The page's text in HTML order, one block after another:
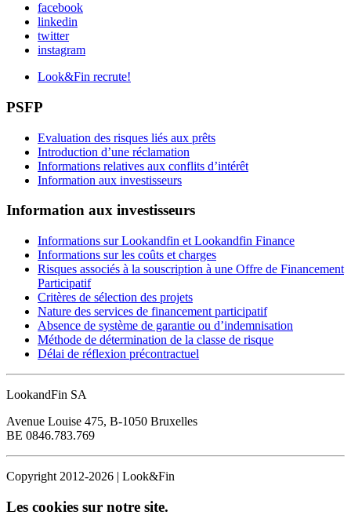
facebook
linkedin
twitter
instagram
Look&Fin recrute!
PSFP
Evaluation des risques liés aux prêts
Introduction d’une réclamation
Informations relatives aux conflits d’intérêt
Information aux investisseurs
Information aux investisseurs
Informations sur Lookandfin et Lookandfin Finance
Informations sur les coûts et charges
Risques associés à la souscription à une Offre de Financement
Participatif
Critères de sélection des projets
Nature des services de financement participatif
Absence de système de garantie ou d’indemnisation
Méthode de détermination de la classe de risque
Délai de réflexion précontractuel
LookandFin SA
Avenue Louise 475, B-1050 Bruxelles
BE 0846.783.769
Copyright 2012-2026 | Look&Fin
Les cookies sur notre site.